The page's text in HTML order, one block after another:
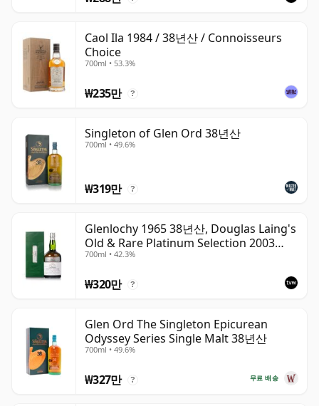
Caol Ila 1984 / 38년산 / Connoisseurs
Choice
700ml • 53.3%
₩235만 ?
Singleton of Glen Ord 38년산
700ml • 49.6%
₩319만 ?
Glenlochy 1965 38년산, Douglas Laing's
Old & Rare Platinum Selection 2003
Bottling
700ml • 42.3%
₩320만 ?
Glen Ord The Singleton Epicurean
Odyssey Series Single Malt 38년산
700ml • 49.6%
무료 배송
₩327만 ?